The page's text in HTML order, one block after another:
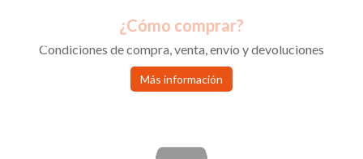
¿Cómo comprar?
Condiciones de compra, venta, envío y devoluciones
Más información